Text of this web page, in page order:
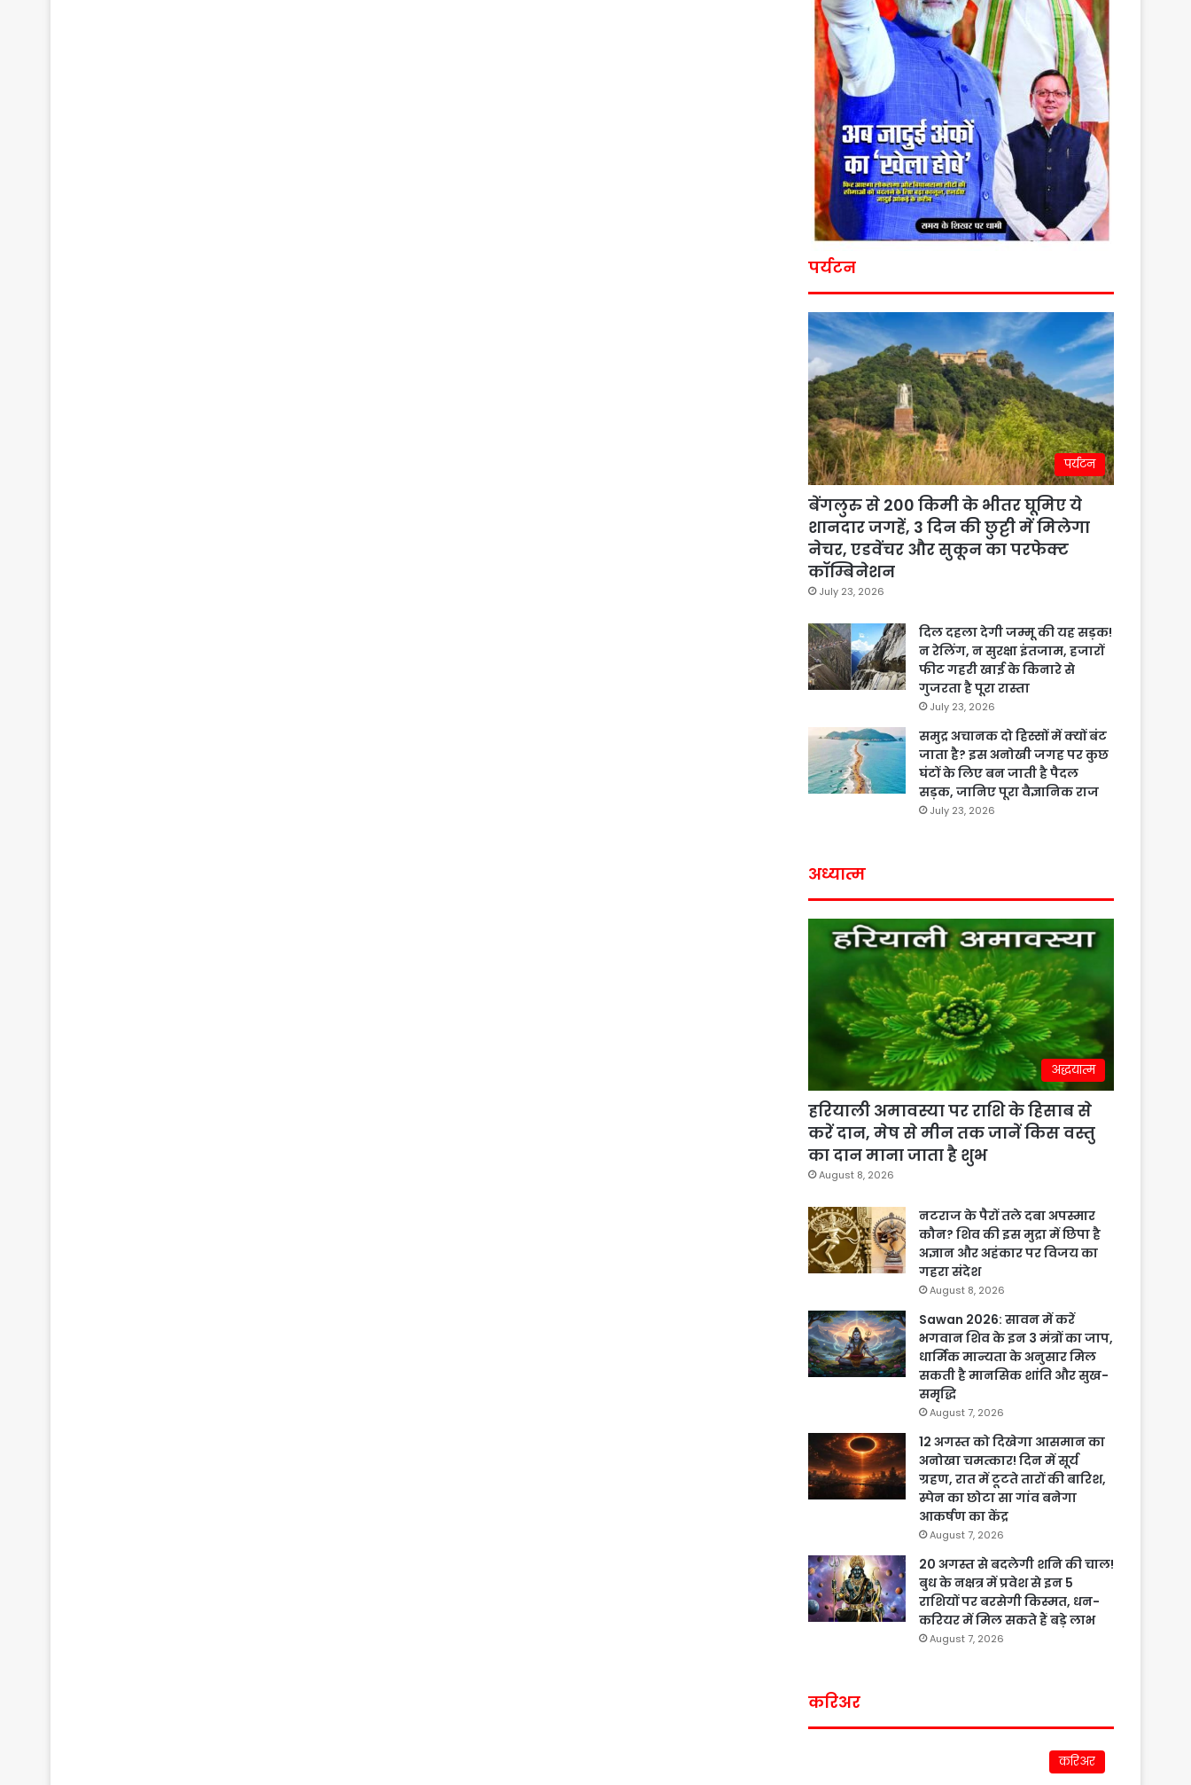
पर्यटन
पर्यटन
बेंगलुरु से 200 किमी के भीतर घूमिए ये
शानदार जगहें, 3 दिन की छुट्टी में मिलेगा
नेचर, एडवेंचर और सुकून का परफेक्ट
कॉम्बिनेशन
July 23, 2026
दिल दहला देगी जम्मू की यह सड़क!
न रेलिंग, न सुरक्षा इंतजाम, हजारों
फीट गहरी खाई के किनारे से
गुजरता है पूरा रास्ता
July 23, 2026
समुद्र अचानक दो हिस्सों में क्यों बंट
जाता है? इस अनोखी जगह पर कुछ
घंटों के लिए बन जाती है पैदल
सड़क, जानिए पूरा वैज्ञानिक राज
July 23, 2026
अध्यात्म
अद्धयात्म
हरियाली अमावस्या पर राशि के हिसाब से
करें दान, मेष से मीन तक जानें किस वस्तु
का दान माना जाता है शुभ
August 8, 2026
नटराज के पैरों तले दबा अपस्मार
कौन? शिव की इस मुद्रा में छिपा है
अज्ञान और अहंकार पर विजय का
गहरा संदेश
August 8, 2026
Sawan 2026: सावन में करें
भगवान शिव के इन 3 मंत्रों का जाप,
धार्मिक मान्यता के अनुसार मिल
सकती है मानसिक शांति और सुख-
समृद्धि
August 7, 2026
12 अगस्त को दिखेगा आसमान का
अनोखा चमत्कार! दिन में सूर्य
ग्रहण, रात में टूटते तारों की बारिश,
स्पेन का छोटा सा गांव बनेगा
आकर्षण का केंद्र
August 7, 2026
20 अगस्त से बदलेगी शनि की चाल!
बुध के नक्षत्र में प्रवेश से इन 5
राशियों पर बरसेगी किस्मत, धन-
करियर में मिल सकते हैं बड़े लाभ
August 7, 2026
करिअर
करिअर